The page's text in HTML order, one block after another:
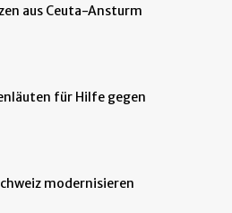
aus Ceuta-Ansturm
für Hilfe gegen
modernisieren